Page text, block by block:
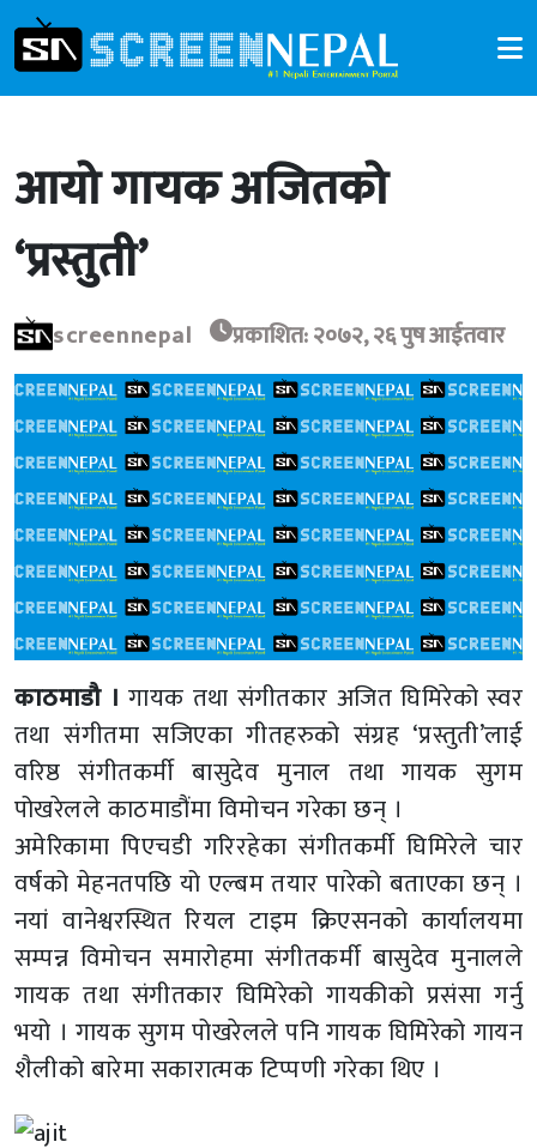
आयो गायक अजितको
‘प्रस्तुती’
screennepal प्रकाशित: २०७२, २६ पुष आईतवार
काठमाडौ । गायक तथा संगीतकार अजित घिमिरेको स्वर
तथा संगीतमा सजिएका गीतहरुको संग्रह ‘प्रस्तुती’लाई
वरिष्ठ संगीतकर्मी बासुदेव मुनाल तथा गायक सुगम
पोखरेलले काठमाडौंमा विमोचन गरेका छन् ।
अमेरिकामा पिएचडी गरिरहेका संगीतकर्मी घिमिरेले चार
वर्षको मेहनतपछि यो एल्बम तयार पारेको बताएका छन् ।
नयां वानेश्वरस्थित रियल टाइम क्रिएसनको कार्यालयमा
सम्पन्न विमोचन समारोहमा संगीतकर्मी बासुदेव मुनालले
गायक तथा संगीतकार घिमिरेको गायकीको प्रसंसा गर्नु
भयो । गायक सुगम पोखरेलले पनि गायक घिमिरेको गायन
शैलीको बारेमा सकारात्मक टिप्पणी गरेका थिए ।